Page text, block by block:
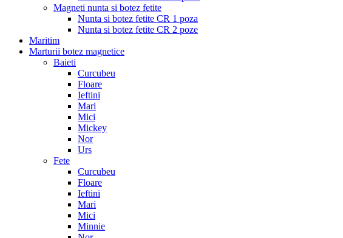
Magneti nunta si botez fetite
Nunta si botez fetite CR 1 poza
Nunta si botez fetite CR 2 poze
Maritim
Marturii botez magnetice
Baieti
Curcubeu
Floare
Ieftini
Mari
Mici
Mickey
Nor
Urs
Fete
Curcubeu
Floare
Ieftini
Mari
Mici
Minnie